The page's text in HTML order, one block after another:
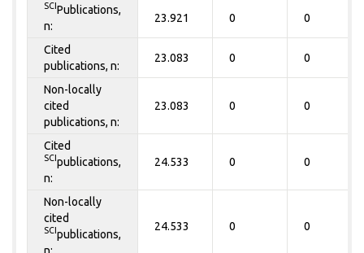
SCI Publications,
n:
23.921 0 0
Cited
publications, n:
23.083 0 0
Non-locally
cited
publications, n:
23.083 0 0
Cited
SCI publications,
n:
24.533 0 0
Non-locally
cited
SCI publications,
n:
24.533 0 0